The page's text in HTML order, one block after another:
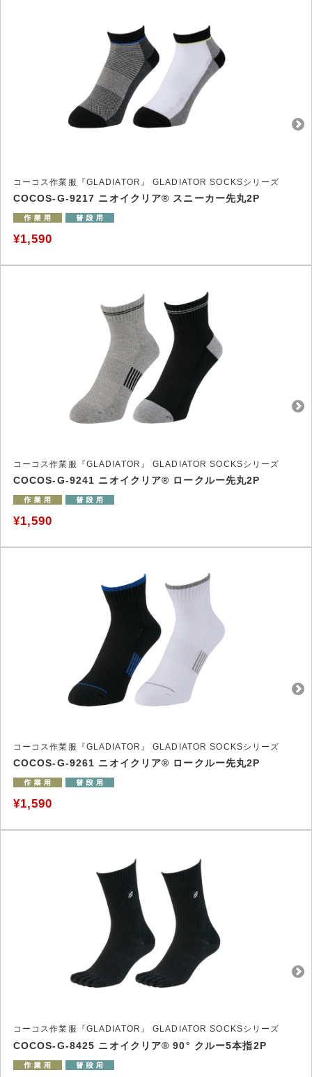
コーコス作業服『GLADIATOR』 GLADIATOR SOCKSシリーズ
COCOS-G-9217 ニオイクリア® スニーカー先丸2P
¥1,590
コーコス作業服『GLADIATOR』 GLADIATOR SOCKSシリーズ
COCOS-G-9241 ニオイクリア® ロークルー先丸2P
¥1,590
コーコス作業服『GLADIATOR』 GLADIATOR SOCKSシリーズ
COCOS-G-9261 ニオイクリア® ロークルー先丸2P
¥1,590
コーコス作業服『GLADIATOR』 GLADIATOR SOCKSシリーズ
COCOS-G-8425 ニオイクリア® 90° クルー5本指2P